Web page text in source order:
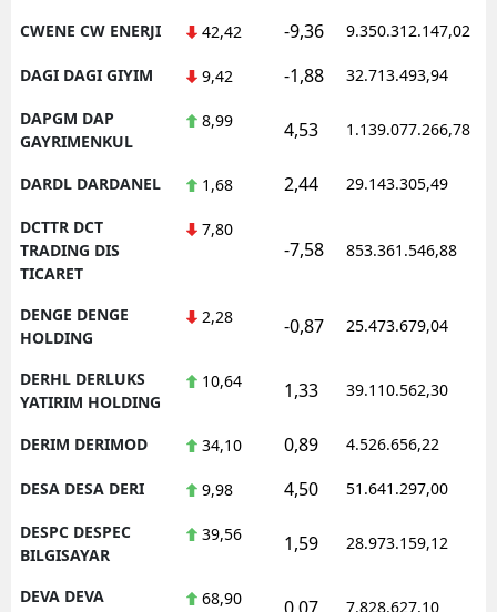
CWENE CW ENERJI 42,42 -9,36 9.350.312.147,02
DAGI DAGI GIYIM 9,42 -1,88 32.713.493,94
DAPGM DAP
GAYRIMENKUL
8,99 4,53 1.139.077.266,78
DARDL DARDANEL 1,68 2,44 29.143.305,49
DCTTR DCT
TRADING DIS
TICARET
7,80
-7,58 853.361.546,88
DENGE DENGE
HOLDING
2,28 -0,87 25.473.679,04
DERHL DERLUKS
YATIRIM HOLDING
10,64 1,33 39.110.562,30
DERIM DERIMOD 34,10 0,89 4.526.656,22
DESA DESA DERI 9,98 4,50 51.641.297,00
DESPC DESPEC
BILGISAYAR
39,56 1,59 28.973.159,12
DEVA DEVA
68,90 7.828.627,10